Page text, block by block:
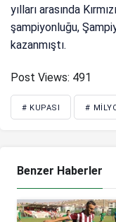
yılları arasında
şampiyonluğu,
kazanmıştı.
Post Views: 491
# KUPASI #
Benzer Haberler